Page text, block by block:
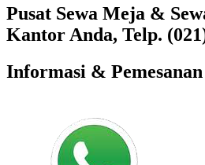
Pusat Sewa Meja &
Kantor Anda, Telp.
Informasi & Pemesanan